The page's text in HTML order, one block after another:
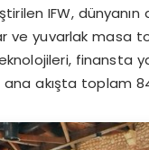
IFW, dünyanın
ve yuvarlak masa
finansta
ana akışta toplam